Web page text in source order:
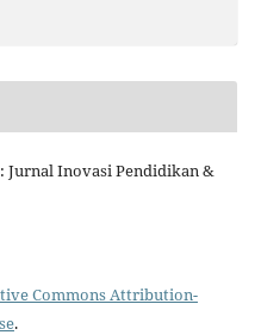
Jurnal Inovasi Pendidikan &
Commons Attribution-
.